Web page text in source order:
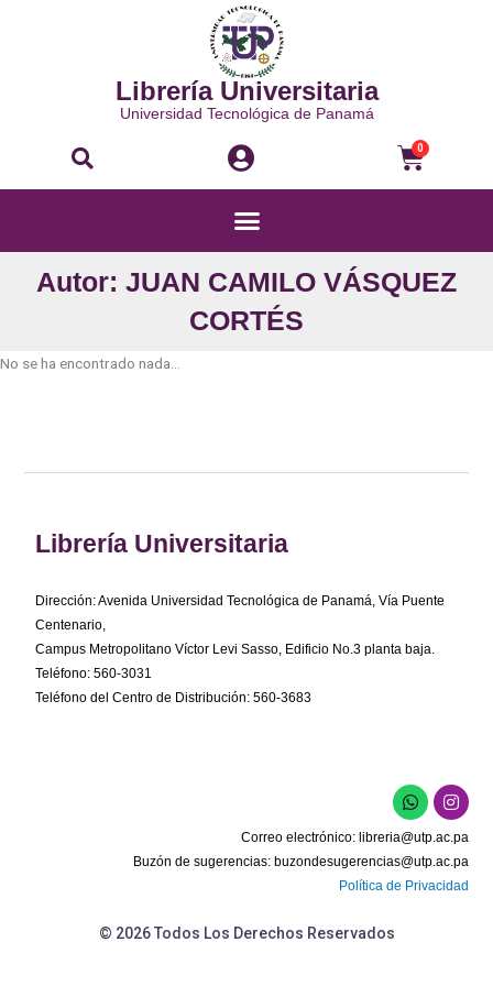
Librería Universitaria
Universidad Tecnológica de Panamá
Buscar 0
Menú
Autor: JUAN CAMILO VÁSQUEZ
CORTÉS
No se ha encontrado nada...
Librería Universitaria
Dirección: Avenida Universidad Tecnológica de Panamá, Vía Puente
Centenario,
Campus Metropolitano Víctor Levi Sasso, Edificio No.3 planta baja.
Teléfono: 560-3031
Teléfono del Centro de Distribución: 560-3683
W
h
a
t
s
a
p
I
n
s
t
a
g
r
Correo electrónico: libreria@utp.ac.pa
Buzón de sugerencias: buzondesugerencias@utp.ac.pa
Política de Privacidad
© 2026 Todos Los Derechos Reservados